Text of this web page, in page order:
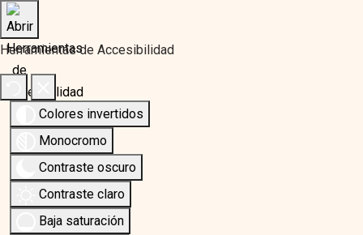
Herramientas de Accesibilidad
Colores invertidos
Monocromo
Contraste oscuro
Contraste claro
Baja saturación